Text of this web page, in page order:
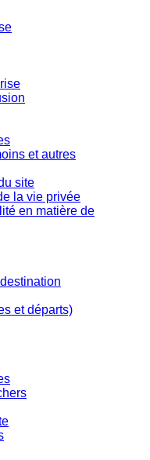
et autres
site
la vie privée
en matière de
et départs)